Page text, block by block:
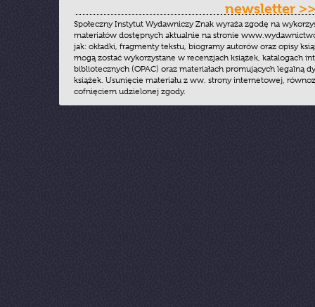
newsletter >>
Społeczny Instytut Wydawniczy Znak wyraża zgodę na
materiałów dostępnych aktualnie na stronie
jak: okładki, fragmenty tekstu, biogramy autorów oraz opisy
mogą zostać wykorzystane w recenzjach książek, katalogach
bibliotecznych (OPAC) oraz materiałach promujących legalną
książek. Usunięcie materiału z ww. strony internetowej,
cofnięciem udzielonej zgody.